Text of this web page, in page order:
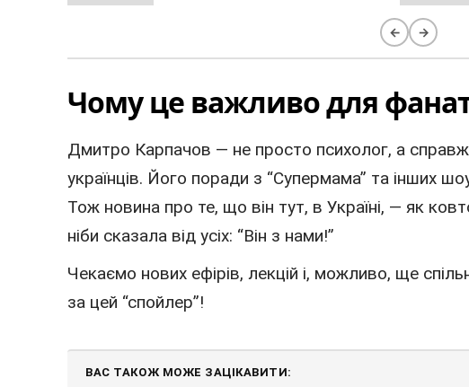
← →
Чому це важливо для
Дмитро Карпачов — не просто психолог, а
українців. Його поради з “Супермама” та інших
Тож новина про те, що він тут, в Україні, — як
ніби сказала від усіх: “Він з нами!”
Чекаємо нових ефірів, лекцій і, можливо, ще
за цей “спойлер”!
ВАС ТАКОЖ МОЖЕ ЗАЦІКАВИТИ: